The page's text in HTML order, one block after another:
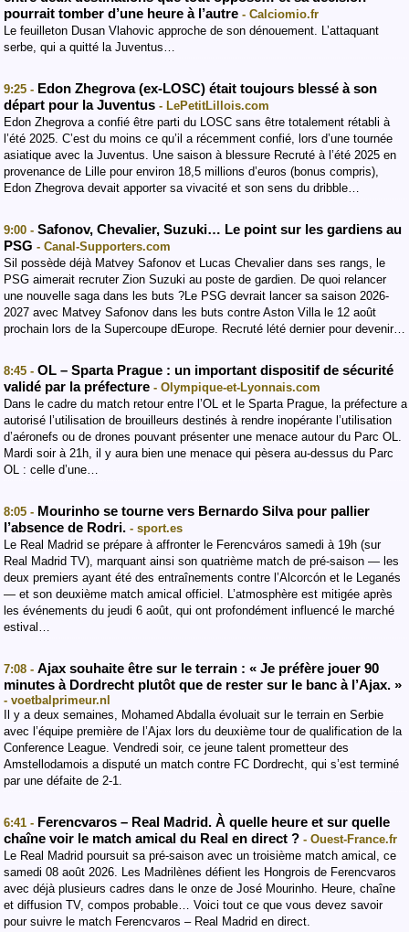
pourrait tomber d’une heure à l’autre - Calciomio.fr
Le feuilleton Dusan Vlahovic approche de son dénouement. L’attaquant
serbe, qui a quitté la Juventus…
9:25 - Edon Zhegrova (ex-LOSC) était toujours blessé à son
départ pour la Juventus - LePetitLillois.com
Edon Zhegrova a confié être parti du LOSC sans être totalement rétabli à
l’été 2025. C’est du moins ce qu’il a récemment confié, lors d’une tournée
asiatique avec la Juventus. Une saison à blessure Recruté à l’été 2025 en
provenance de Lille pour environ 18,5 millions d’euros (bonus compris),
Edon Zhegrova devait apporter sa vivacité et son sens du dribble…
9:00 - Safonov, Chevalier, Suzuki… Le point sur les gardiens au
PSG - Canal-Supporters.com
Sil possède déjà Matvey Safonov et Lucas Chevalier dans ses rangs, le
PSG aimerait recruter Zion Suzuki au poste de gardien. De quoi relancer
une nouvelle saga dans les buts ?Le PSG devrait lancer sa saison 2026-
2027 avec Matvey Safonov dans les buts contre Aston Villa le 12 août
prochain lors de la Supercoupe dEurope. Recruté lété dernier pour devenir…
8:45 - OL – Sparta Prague : un important dispositif de sécurité
validé par la préfecture - Olympique-et-Lyonnais.com
Dans le cadre du match retour entre l’OL et le Sparta Prague, la préfecture a
autorisé l’utilisation de brouilleurs destinés à rendre inopérante l’utilisation
d’aéronefs ou de drones pouvant présenter une menace autour du Parc OL.
Mardi soir à 21h, il y aura bien une menace qui pèsera au-dessus du Parc
OL : celle d’une…
8:05 - Mourinho se tourne vers Bernardo Silva pour pallier
l’absence de Rodri. - sport.es
Le Real Madrid se prépare à affronter le Ferencváros samedi à 19h (sur
Real Madrid TV), marquant ainsi son quatrième match de pré-saison — les
deux premiers ayant été des entraînements contre l’Alcorcón et le Leganés
— et son deuxième match amical officiel. L’atmosphère est mitigée après
les événements du jeudi 6 août, qui ont profondément influencé le marché
estival…
7:08 - Ajax souhaite être sur le terrain : « Je préfère jouer 90
minutes à Dordrecht plutôt que de rester sur le banc à l’Ajax. »
- voetbalprimeur.nl
Il y a deux semaines, Mohamed Abdalla évoluait sur le terrain en Serbie
avec l’équipe première de l’Ajax lors du deuxième tour de qualification de la
Conference League. Vendredi soir, ce jeune talent prometteur des
Amstellodamois a disputé un match contre FC Dordrecht, qui s’est terminé
par une défaite de 2-1.
6:41 - Ferencvaros – Real Madrid. À quelle heure et sur quelle
chaîne voir le match amical du Real en direct ? - Ouest-France.fr
Le Real Madrid poursuit sa pré-saison avec un troisième match amical, ce
samedi 08 août 2026. Les Madrilènes défient les Hongrois de Ferencvaros
avec déjà plusieurs cadres dans le onze de José Mourinho. Heure, chaîne
et diffusion TV, compos probable… Voici tout ce que vous devez savoir
pour suivre le match Ferencvaros – Real Madrid en direct.